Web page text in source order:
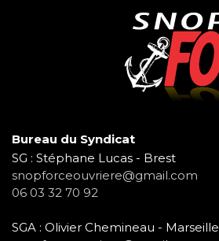
Bureau du Syndicat
SG : Stéphane Lucas - Brest
snopforceouvriere@gmail.com
06 03 32 70 92
SGA : Olivier Chemineau - Marseille